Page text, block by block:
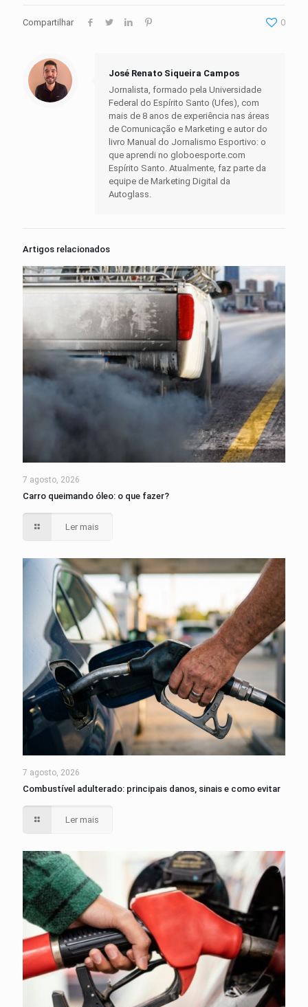
Compartilhar 0
José Renato Siqueira Campos
Jornalista, formado pela Universidade
Federal do Espírito Santo (Ufes), com
mais de 8 anos de experiência nas áreas
de Comunicação e Marketing e autor do
livro Manual do Jornalismo Esportivo: o
que aprendi no globoesporte.com
Espírito Santo. Atualmente, faz parte da
equipe de Marketing Digital da
Autoglass.
Artigos relacionados
7 agosto, 2026
Carro queimando óleo: o que fazer?
Ler mais
7 agosto, 2026
Combustível adulterado: principais danos, sinais e como evitar
Ler mais